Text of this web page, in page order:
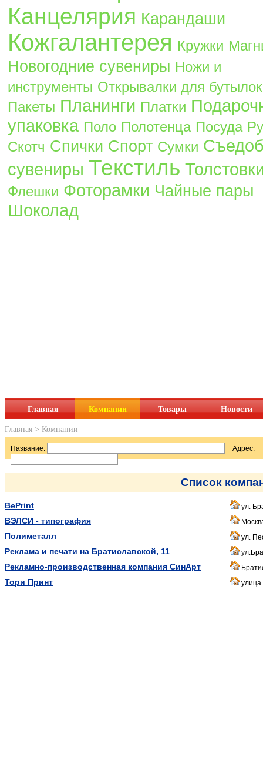
Канцелярия Карандаши
Кожгалантерея Кружки
Новогодние сувениры Ножи и
инструменты Открывалки для бутылок
Пакеты Планинги Платки
упаковка Поло Полотенца Посуда
Скотч Спички Спорт Сумки
сувениры Текстиль
Флешки Фоторамки Чайные пары
Шоколад
Главная Компании Товары Новости
Главная > Компании
Название: Адрес:
Список
BePrint ул.
ВЭЛСИ - типография
Полиметалл ул.
Реклама и печати на Братиславской, 11
Рекламно-производственная компания СинАрт
Тори Принт